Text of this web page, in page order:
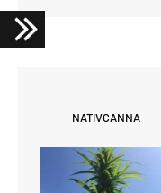
NATIVCANNA